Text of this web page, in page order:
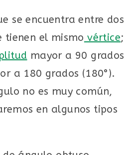
se encuentra entre dos
tienen el mismo vértice;
mayor a 90 grados
a 180 grados (180°).
no es muy común,
en algunos tipos